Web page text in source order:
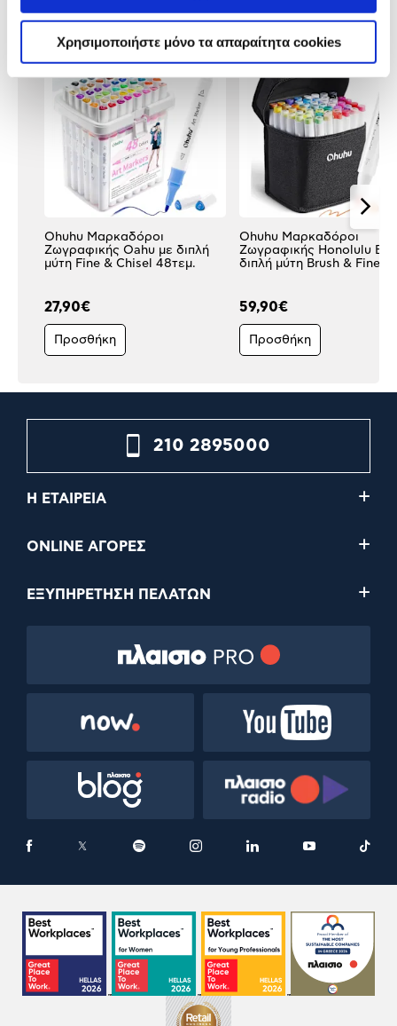
Χρησιμοποιήστε μόνο τα απαραίτητα cookies
Δες τι κλίκαραν όσοι είδαν το ίδιο
Ohuhu Μαρκαδόροι
Ζωγραφικής Oahu με διπλή
μύτη Fine & Chisel 48τεμ.
27,90€
Προσθήκη
Ohuhu Μαρκαδόροι
Ζωγραφικής Honolulu B
διπλή μύτη Brush & Fine
59,90€
Προσθήκη
210 2895000
Η ΕΤΑΙΡΕΙΑ
ONLINE ΑΓΟΡΕΣ
ΕΞΥΠΗΡΕΤΗΣΗ ΠΕΛΑΤΩΝ